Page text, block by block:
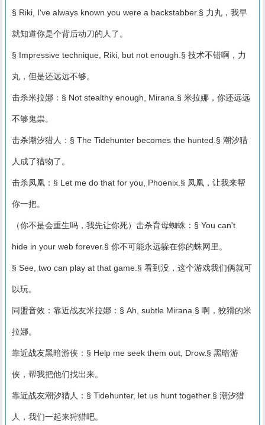
§ Riki, I've always known you were a backstabber.§ 力丸，我早
就知道你是个背后动刀的人了。
§ Impressive technique, Riki, but not enough.§ 技术不错啊，力
丸，但是还远远不够。
击杀米拉娜：§ Not stealthy enough, Mirana.§ 米拉娜，你还远远
不够鬼祟。
击杀潮汐猎人：§ The Tidehunter becomes the hunted.§ 潮汐猎
人成了猎物了。
击杀凤凰：§ Let me do that for you, Phoenix.§ 凤凰，让我来帮
你一把。
（你不是会重生吗，我先让你死）击杀育母蜘蛛：§ You can't
hide in your web forever.§ 你不可能永远躲在你的蛛网里。
§ See, two can play at that game.§ 看到没，这个游戏我们俩就可
以玩。
同盟音效：靠近战友米拉娜：§ Ah, subtle Mirana.§ 啊，狡猾的米
拉娜。
靠近战友黑暗游侠：§ Help me seek them out, Drow.§ 黑暗游
侠，帮我把他们找出来。
靠近战友潮汐猎人：§ Tidehunter, let us hunt together.§ 潮汐猎
人，我们一起来狩猎吧。